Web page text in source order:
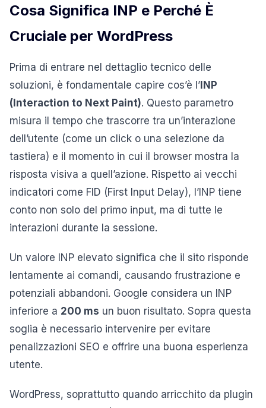
Cosa Significa INP e Perché È
Cruciale per WordPress
Prima di entrare nel dettaglio tecnico delle
soluzioni, è fondamentale capire cos’è l’INP
(Interaction to Next Paint). Questo parametro
misura il tempo che trascorre tra un’interazione
dell’utente (come un click o una selezione da
tastiera) e il momento in cui il browser mostra la
risposta visiva a quell’azione. Rispetto ai vecchi
indicatori come FID (First Input Delay), l’INP tiene
conto non solo del primo input, ma di tutte le
interazioni durante la sessione.
Un valore INP elevato significa che il sito risponde
lentamente ai comandi, causando frustrazione e
potenziali abbandoni. Google considera un INP
inferiore a 200 ms un buon risultato. Sopra questa
soglia è necessario intervenire per evitare
penalizzazioni SEO e offrire una buona esperienza
utente.
WordPress, soprattutto quando arricchito da plugin